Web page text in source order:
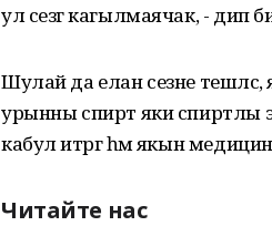
ул сезгә кагылмаячак, - дип
Шулай да елан сезне
урынны спирт яки спиртлы
кабул итәргә һәм якын
Читайте нас